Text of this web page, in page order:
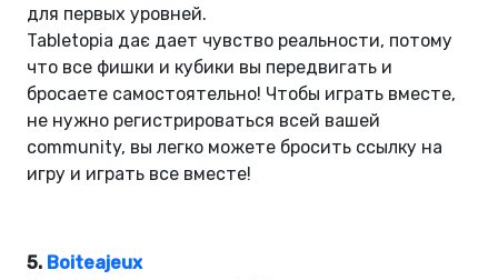
для первых уровней.
Tabletopia дає дает чувство реальности, потому
что все фишки и кубики вы передвигать и
бросаете самостоятельно! Чтобы играть вместе,
не нужно регистрироваться всей вашей
community, вы легко можете бросить ссылку на
игру и играть все вместе!
5. Boiteajeux